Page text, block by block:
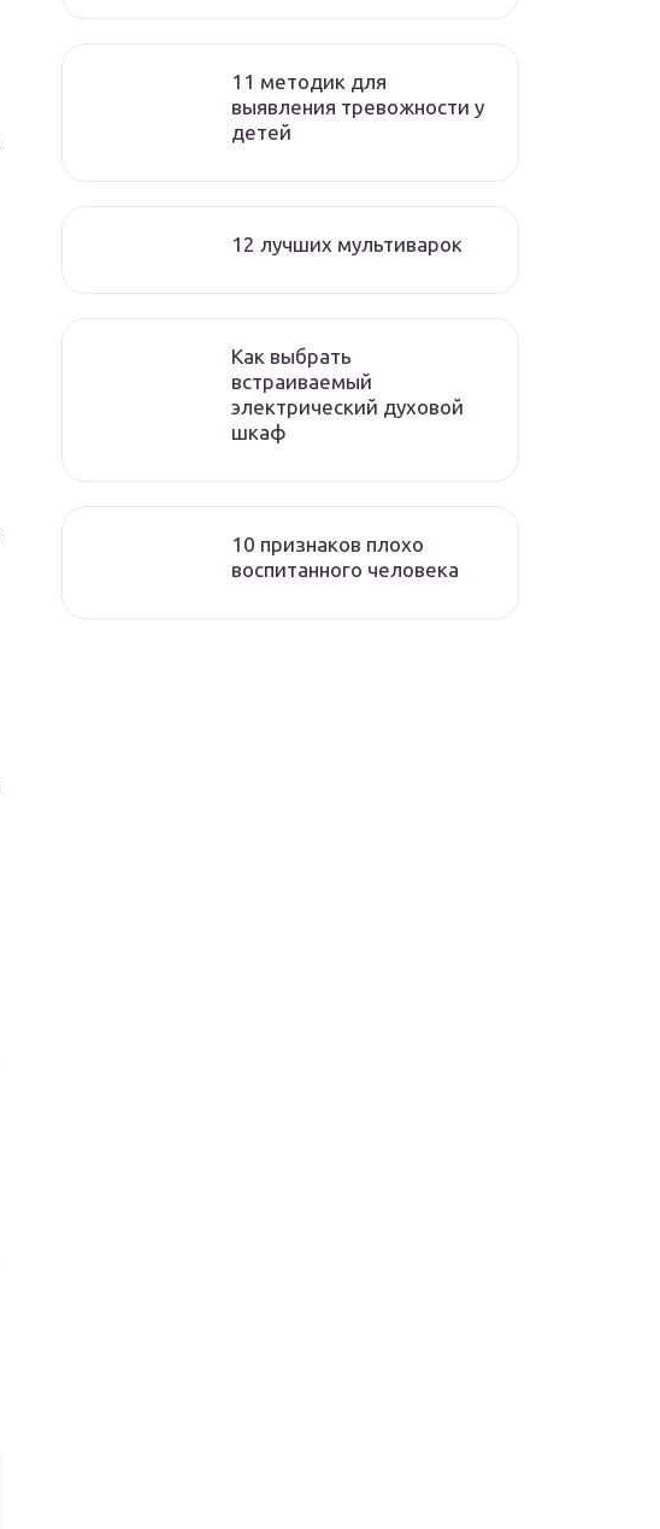
11 методик для
выявления тревожности у
детей
12 лучших мультиварок
Как выбрать
встраиваемый
электрический духовой
шкаф
10 признаков плохо
воспитанного человека